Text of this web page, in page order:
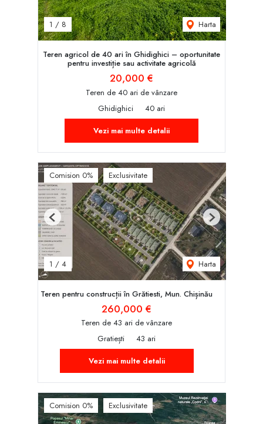
1 / 8 Harta
Teren agricol de 40 ari în Ghidighici – oportunitate
pentru investiție sau activitate agricolă
20,000 €
Teren de 40 ari de vânzare
Ghidighici
40 ari
Vezi mai multe detalii
Comision 0% Exclusivitate
1 / 4 Harta
Previous Next
Teren pentru construcții în Grătiesti, Mun. Chișinău
260,000 €
Teren de 43 ari de vânzare
Gratiești
43 ari
Vezi mai multe detalii
Comision 0% Exclusivitate